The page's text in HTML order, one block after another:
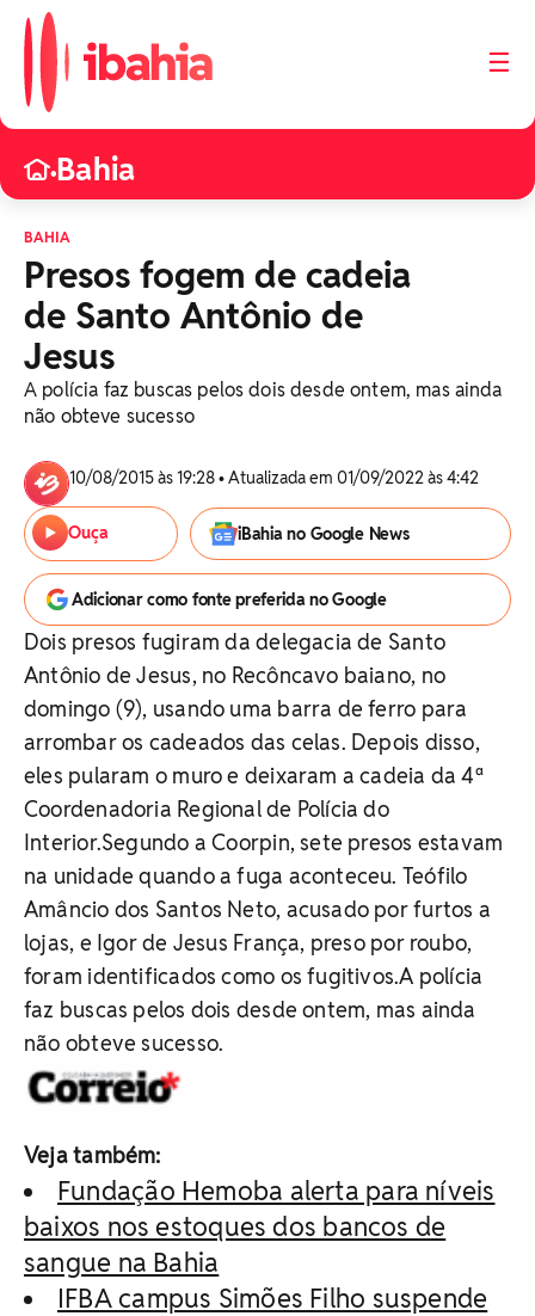
☰
•Bahia
BAHIA
Presos fogem de cadeia
de Santo Antônio de
Jesus
A polícia faz buscas pelos dois desde ontem, mas ainda
não obteve sucesso
10/08/2015 às 19:28 • Atualizada em 01/09/2022 às 4:42
Ouça iBahia no Google News
Adicionar como fonte preferida no Google
Dois presos fugiram da delegacia de Santo
Antônio de Jesus, no Recôncavo baiano, no
domingo (9), usando uma barra de ferro para
arrombar os cadeados das celas. Depois disso,
eles pularam o muro e deixaram a cadeia da 4ª
Coordenadoria Regional de Polícia do
Interior.Segundo a Coorpin, sete presos estavam
na unidade quando a fuga aconteceu. Teófilo
Amâncio dos Santos Neto, acusado por furtos a
lojas, e Igor de Jesus França, preso por roubo,
foram identificados como os fugitivos.A polícia
faz buscas pelos dois desde ontem, mas ainda
não obteve sucesso.
Veja também:
Fundação Hemoba alerta para níveis
baixos nos estoques dos bancos de
sangue na Bahia
IFBA campus Simões Filho suspende